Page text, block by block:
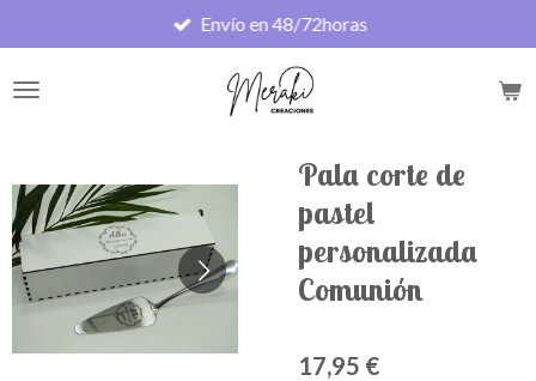
al
contenido
Envío en 48/72horas
Pala corte de
pastel
personalizada
Comunión
17,95 €